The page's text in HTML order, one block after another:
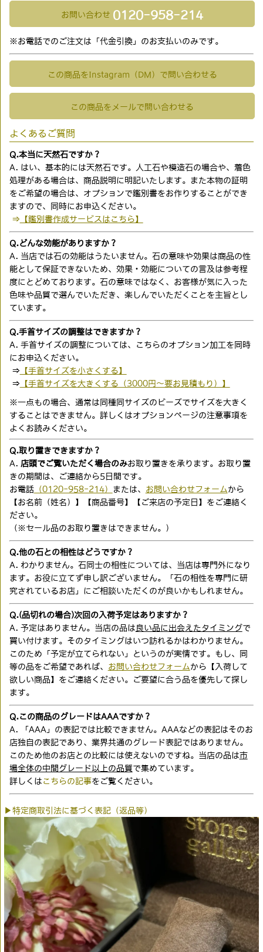
お問い合わせ 0120-958-214
※お電話でのご注文は「代金引換」のお支払いのみです。
この商品をInstagram（DM）で問い合わせる
この商品をメールで問い合わせる
よくあるご質問
Q.本当に天然石ですか？
A. はい、基本的には天然石です。人工石や模造石の場合や、着色
処理がある場合は、商品説明に明記いたします。また本物の証明
をご希望の場合は、オプションで鑑別書をお作りすることができ
ますので、同時にお申込ください。
⇒ 【鑑別書作成サービスはこちら】
Q.どんな効能がありますか？
A. 当店では石の効能はうたいません。石の意味や効果は商品の性
能として保証できないため、効果・効能についての言及は参考程
度にとどめております。石の意味ではなく、お客様が気に入った
色味や品質で選んでいただき、楽しんでいただくことを主旨とし
ています。
Q.手首サイズの調整はできますか？
A. 手首サイズの調整については、こちらのオプション加工を同時
にお申込ください。
⇒ 【手首サイズを小さくする】
⇒ 【手首サイズを大きくする（3000円〜要お見積もり）】
※一点もの場合、通常は同種同サイズのビーズでサイズを大きく
することはできません。詳しくはオプションページの注意事項を
よくお読みください。
Q.取り置きできますか？
A. 店頭でご覧いただく場合のみお取り置きを承ります。お取り置
きの期間は、ご連絡から5日間です。
お電話（0120-958-214） または、 お問い合わせフォーム から
【お名前（姓名）】【商品番号】【ご来店の予定日】をご連絡く
ださい。
（※セール品のお取り置きはできません。）
Q.他の石との相性はどうですか？
A. わかりません。石同士の相性については、当店は専門外になり
ます。お役に立てず申し訳ございません。「石の相性を専門に研
究されているお店」にご相談いただくのが良いかもしれません。
Q.(品切れの場合)次回の入荷予定はありますか？
A. 予定はありません。当店の品は 良い品に出会えたタイミングで
買い付けます。そのタイミングはいつ訪れるかはわかりません。
このため「予定が立てられない」というのが実情です。もし、同
等の品をご希望であれば、 お問い合わせフォーム から【入荷して
欲しい商品】をご連絡ください。ご要望に合う品を優先して探し
ます。
Q.この商品のグレードはAAAですか？
A. 「AAA」の表記では比較できません。AAAなどの表記はそのお
店独自の表記であり、業界共通のグレード表記ではありません。
このため他のお店との比較には使えないのですね。当店の品は市
場全体の中間グレード以上の品質で集めています。
詳しくは こちらの記事をご覧ください。
▶特定商取引法に基づく表記（返品等）